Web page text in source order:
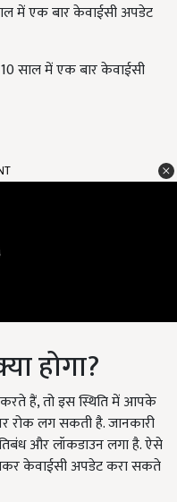
में एक बार केवाईसी अपडेट
साल में एक बार केवाईसी
होगा?
करते हैं, तो इस स्थिति में आपके
रोक लग सकती है. जानकारी
और लॉकडाउन लगा है. ऐसे
केवाईसी अपडेट करा सकते